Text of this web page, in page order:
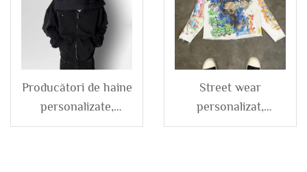
trusa de trening cu
jachetă și șort
pentru bărbați,
pantaloni denim
brodați pentru
bărbați
Producători de haine
personalizate,
hanorace dublu
Street wear
personalizat,
imprimat DTG,